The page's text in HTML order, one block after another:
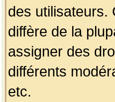
des utilisateurs.
diffère de la
assigner des
différents
etc.